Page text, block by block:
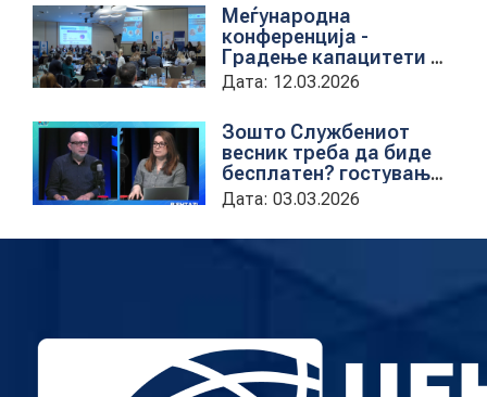
Меѓународна
конференција -
Градење капацитети на
институциите за обука
на државни
службеници
Дата: 12.03.2026
Зошто Службениот
весник треба да биде
бесплатен? гостување
на проектната
кородинаторка во ЦУП
Анета Иванова
поткастот Rishatzi
Дата: 03.03.2026